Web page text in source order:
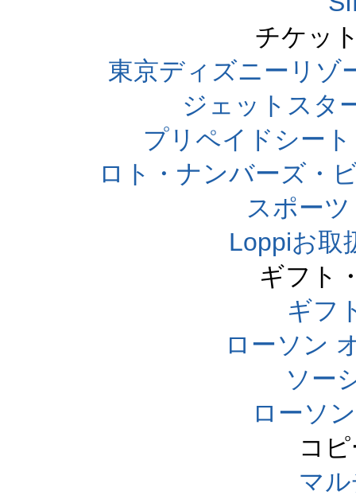
チケッ
東京ディズニーリゾ
ジェットスタ
プリペイドシー
ロト・ナンバーズ・
スポー
Loppiお取
ギフト
ギフ
ローソン
ソー
ローソ
コ
マ